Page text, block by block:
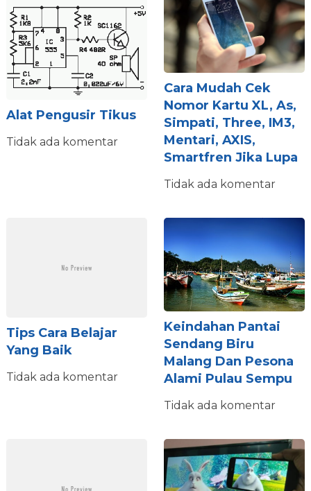
Alat Pengusir Tikus
Tidak ada komentar
Cara Mudah Cek
Nomor Kartu XL, As,
Simpati, Three, IM3,
Mentari, AXIS,
Smartfren Jika Lupa
Tidak ada komentar
Tips Cara Belajar
Yang Baik
Tidak ada komentar
Keindahan Pantai
Sendang Biru
Malang Dan Pesona
Alami Pulau Sempu
Tidak ada komentar